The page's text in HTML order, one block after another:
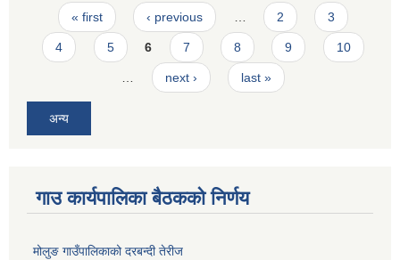
Pages
« first ‹ previous 2 3
4 5 6 7 8 9 10
next › last »
अन्य
गाउ कार्यपालिका बैठकको निर्णय
मोलुङ गाउँपालिकाको दरबन्दी तेरीज